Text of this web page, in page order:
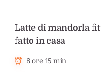
Latte di mandorla fit
fatto in casa
8 ore 15 min